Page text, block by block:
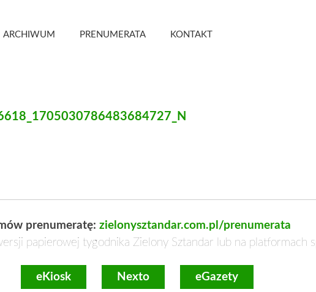
ARCHIWUM PRENUMERATA KONTAKT
prenumeratę: zielonysztandar.com.pl/prenumerata
papierowej tygodnika Zielony Sztandar lub na platformach
eKiosk Nexto eGazety